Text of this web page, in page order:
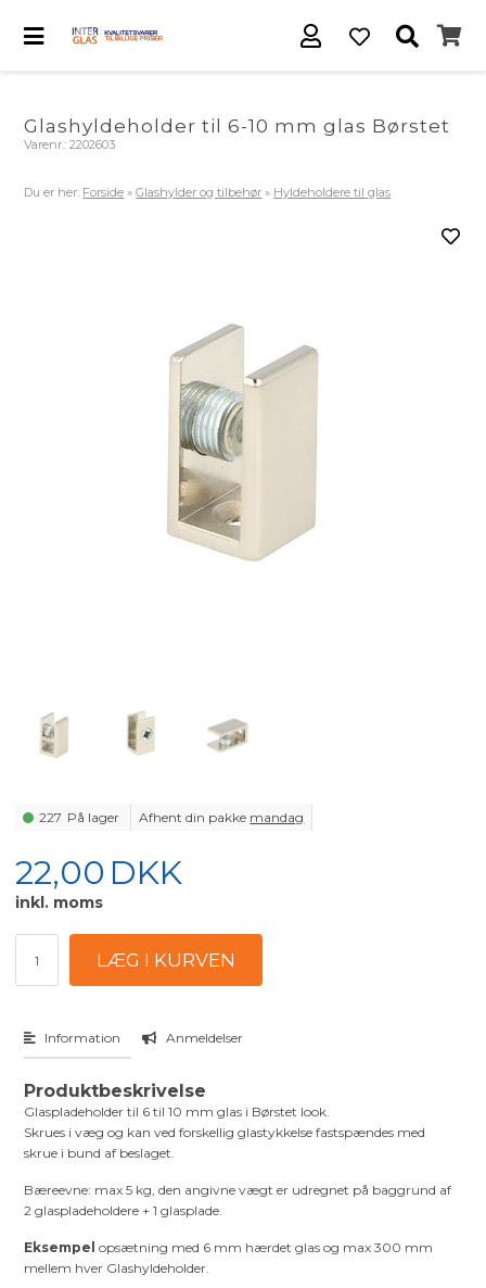
Glashyldeholder til 6-10 mm glas Børstet
Varenr.:2202603
Du er her: Forside »Glashylder og tilbehør » Hyldeholdere til glas
227 På lager Afhent din pakke mandag
22,00 DKK
inkl. moms
Information Anmeldelser
Produktbeskrivelse
Glaspladeholder til 6 til 10 mm glas i Børstet look.
Skrues i væg og kan ved forskellig glastykkelse fastspændes med
skrue i bund af beslaget.
Bæreevne: max 5 kg, den angivne vægt er udregnet på baggrund af
2 glaspladeholdere + 1 glasplade.
Eksempelopsætning med 6 mm hærdet glas og max 300 mm
mellem hver Glashyldeholder.